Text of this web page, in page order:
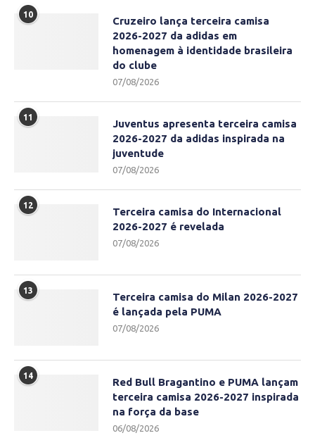
10
Cruzeiro lança terceira camisa
2026-2027 da adidas em
homenagem à identidade brasileira
do clube
07/08/2026
11
Juventus apresenta terceira camisa
2026-2027 da adidas inspirada na
juventude
07/08/2026
12
Terceira camisa do Internacional
2026-2027 é revelada
07/08/2026
13
Terceira camisa do Milan 2026-2027
é lançada pela PUMA
07/08/2026
14
Red Bull Bragantino e PUMA lançam
terceira camisa 2026-2027 inspirada
na força da base
06/08/2026